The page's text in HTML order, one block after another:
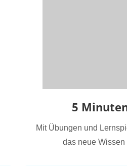
5
Mit Übungen und
das neue